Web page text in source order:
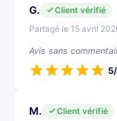
G.
Client vérifié
Partagé le 15 avril
Avis sans
M.
Client vérifié